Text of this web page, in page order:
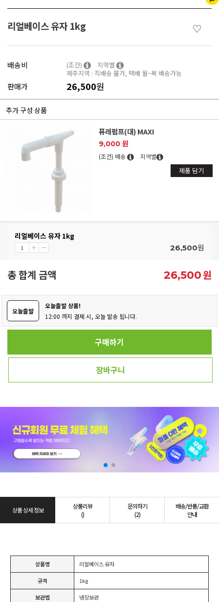
리얼베이스 유자 1kg ♡
배송비 (조건)
지역별
제주지역 : 직배송 불가, 택배 월~목 배송가능
판매가 26,500원
추가 구성 상품
퓨레펌프(대) MAXI
9,000 원
(조건) 배송 지역별
제품 담기
리얼베이스 유자 1kg
26,500원
총 합계 금액 26,500원
오늘출발
오늘출발 상품!
12:00 까지 결제 시, 오늘 발송 됩니다.
구매하기
장바구니
상품 상세 정보
상품리뷰
()
문의하기
(2)
배송/반품/교환
안내
상품명 리얼베이스 유자
규격 1kg
보관법 냉장보관